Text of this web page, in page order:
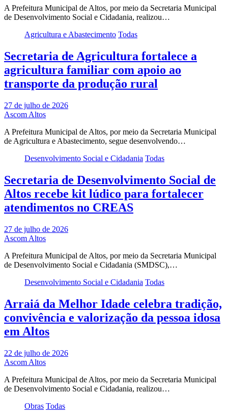
A Prefeitura Municipal de Altos, por meio da Secretaria Municipal
de Desenvolvimento Social e Cidadania, realizou…
Agricultura e Abastecimento Todas
Secretaria de Agricultura fortalece a
agricultura familiar com apoio ao
transporte da produção rural
27 de julho de 2026
Ascom Altos
A Prefeitura Municipal de Altos, por meio da Secretaria Municipal
de Agricultura e Abastecimento, segue desenvolvendo…
Desenvolvimento Social e Cidadania Todas
Secretaria de Desenvolvimento Social de
Altos recebe kit lúdico para fortalecer
atendimentos no CREAS
27 de julho de 2026
Ascom Altos
A Prefeitura Municipal de Altos, por meio da Secretaria Municipal
de Desenvolvimento Social e Cidadania (SMDSC),…
Desenvolvimento Social e Cidadania Todas
Arraiá da Melhor Idade celebra tradição,
convivência e valorização da pessoa idosa
em Altos
22 de julho de 2026
Ascom Altos
A Prefeitura Municipal de Altos, por meio da Secretaria Municipal
de Desenvolvimento Social e Cidadania, realizou…
Obras Todas